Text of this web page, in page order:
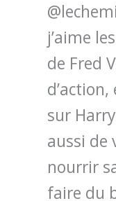
j’aime
de Fred
sur
aussi de
nourrir
faire du